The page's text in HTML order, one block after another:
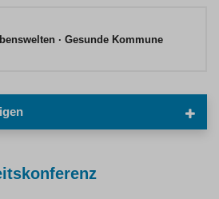
Gesunde Kommune